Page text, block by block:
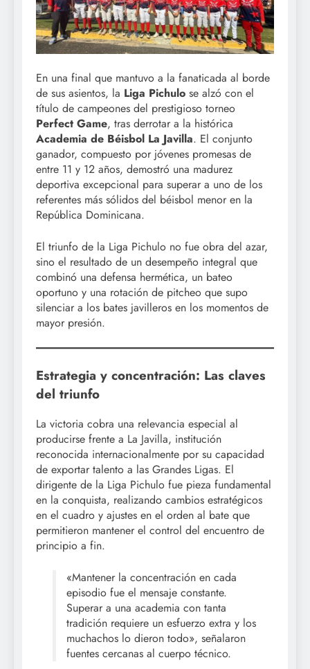
En una final que mantuvo a la fanaticada al borde
de sus asientos, la Liga Pichulo se alzó con el
título de campeones del prestigioso torneo
Perfect Game, tras derrotar a la histórica
Academia de Béisbol La Javilla. El conjunto
ganador, compuesto por jóvenes promesas de
entre 11 y 12 años, demostró una madurez
deportiva excepcional para superar a uno de los
referentes más sólidos del béisbol menor en la
República Dominicana.
El triunfo de la Liga Pichulo no fue obra del azar,
sino el resultado de un desempeño integral que
combinó una defensa hermética, un bateo
oportuno y una rotación de pitcheo que supo
silenciar a los bates javilleros en los momentos de
mayor presión.
Estrategia y concentración: Las claves
del triunfo
La victoria cobra una relevancia especial al
producirse frente a La Javilla, institución
reconocida internacionalmente por su capacidad
de exportar talento a las Grandes Ligas. El
dirigente de la Liga Pichulo fue pieza fundamental
en la conquista, realizando cambios estratégicos
en el cuadro y ajustes en el orden al bate que
permitieron mantener el control del encuentro de
principio a fin.
«Mantener la concentración en cada
episodio fue el mensaje constante.
Superar a una academia con tanta
tradición requiere un esfuerzo extra y los
muchachos lo dieron todo», señalaron
fuentes cercanas al cuerpo técnico.